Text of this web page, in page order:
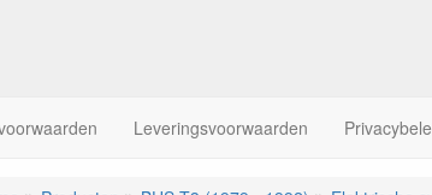
Leveringsvoorwaarden